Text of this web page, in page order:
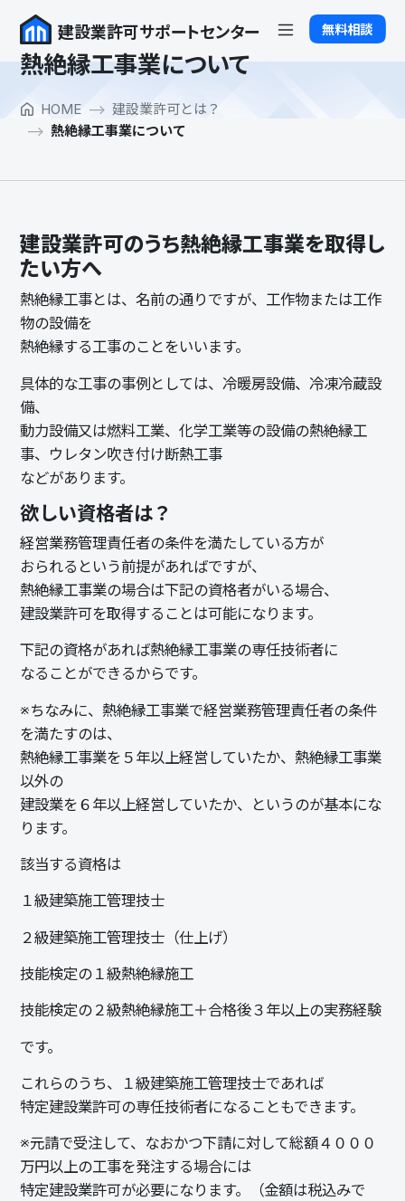
建設業許可サポートセンター 無料相談
熱絶縁工事業について
HOME
建設業許可とは？
熱絶縁工事業について
建設業許可のうち熱絶縁工事業を取得し
たい方へ
熱絶縁工事とは、名前の通りですが、工作物または工作
物の設備を
熱絶縁する工事のことをいいます。
具体的な工事の事例としては、冷暖房設備、冷凍冷蔵設
備、
動力設備又は燃料工業、化学工業等の設備の熱絶縁工
事、ウレタン吹き付け断熱工事
などがあります。
欲しい資格者は？
経営業務管理責任者の条件を満たしている方が
おられるという前提があればですが、
熱絶縁工事業の場合は下記の資格者がいる場合、
建設業許可を取得することは可能になります。
下記の資格があれば熱絶縁工事業の専任技術者に
なることができるからです。
※ちなみに、熱絶縁工事業で経営業務管理責任者の条件
を満たすのは、
熱絶縁工事業を５年以上経営していたか、熱絶縁工事業
以外の
建設業を６年以上経営していたか、というのが基本にな
ります。
該当する資格は
１級建築施工管理技士
２級建築施工管理技士（仕上げ）
技能検定の１級熱絶縁施工
技能検定の２級熱絶縁施工＋合格後３年以上の実務経験
です。
これらのうち、１級建築施工管理技士であれば
特定建設業許可の専任技術者になることもできます。
※元請で受注して、なおかつ下請に対して総額４０００
万円以上の工事を発注する場合には
特定建設業許可が必要になります。（金額は税込みで